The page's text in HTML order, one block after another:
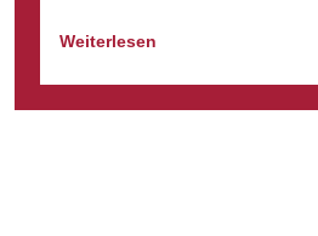
Weiterlesen